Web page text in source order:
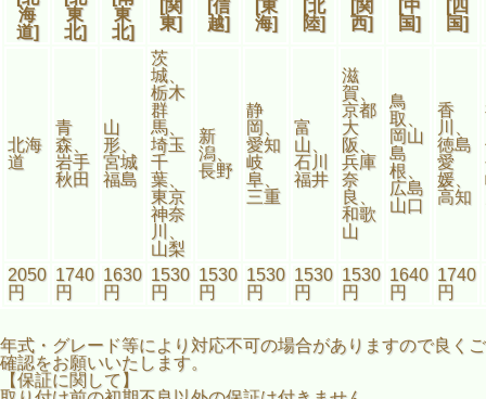
海
道]
東
北]
東
北]
[関
東]
[信
越]
[東
海]
[北
陸]
[関
西]
[中
国]
[四
国]
北海
道
青
森、
岩手
秋田
山
形、
宮城
福島
茨
城、
栃木
群
馬、
埼玉
千
葉、
東京
神奈
川、
山梨
新
潟、
長野
静
岡、
愛知
岐
阜、
三重
富
山、
石川
福井
滋
賀、
京都
大
阪、
兵庫
奈
良、
和歌
山
鳥
取、
岡山
島
根、
広島
山口
香
川、
徳島
愛
媛、
高知
2050
円
1740
円
1630
円
1530
円
1530
円
1530
円
1530
円
1530
円
1640
円
1740
円
年式・グレード等により対応不可の場合がありますので良くご
確認をお願いいたします。
【保証に関して】